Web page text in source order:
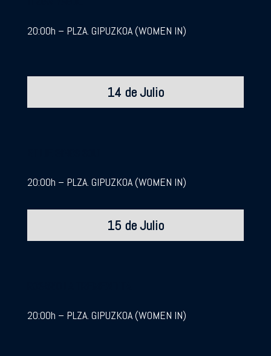
20:00h – PLZA. GIPUZKOA (WOMEN IN)
14 de Julio
20:00h – PLZA. GIPUZKOA (WOMEN IN)
15 de Julio
20:00h – PLZA. GIPUZKOA (WOMEN IN)